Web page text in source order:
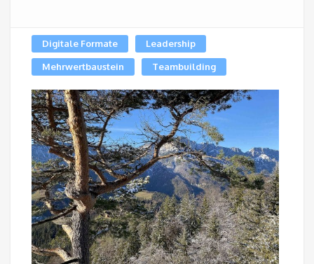
Digitale Formate Leadership
Mehrwertbaustein Teambuilding